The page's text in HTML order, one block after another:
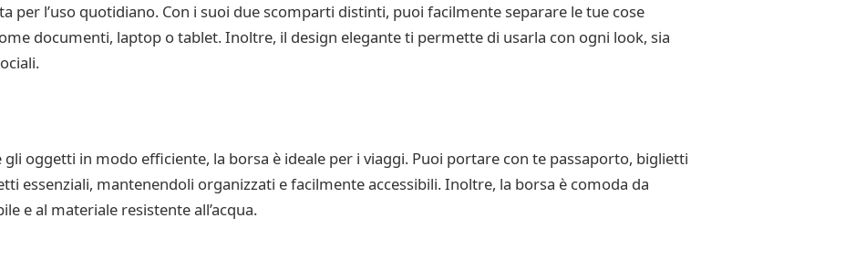
per l’uso quotidiano. Con i suoi due scomparti distinti, puoi facilmente separare le tue cose
documenti, laptop o tablet. Inoltre, il design elegante ti permette di usarla con ogni look, sia
gli oggetti in modo efficiente, la borsa è ideale per i viaggi. Puoi portare con te passaporto, biglietti
essenziali, mantenendoli organizzati e facilmente accessibili. Inoltre, la borsa è comoda da
e al materiale resistente all’acqua.